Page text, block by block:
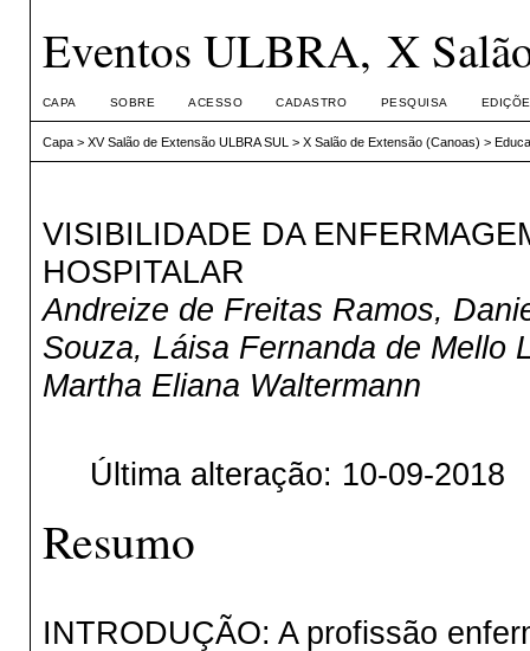
Eventos ULBRA, X
CAPA SOBRE ACESSO CADASTRO PESQUISA
Capa> XV Salão de Extensão ULBRA SUL > X Salão de Extensão (Canoas) >
VISIBILIDADE DA
HOSPITALAR
Andreize de Freitas Ramos,
Souza, Láisa Fernanda de Mello
Martha Eliana Waltermann
Última alteração: 10-09-2018
Resumo
INTRODUÇÃO: A profissão